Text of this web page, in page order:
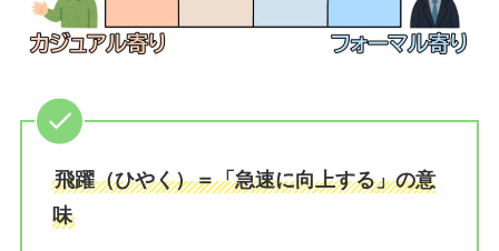
飛躍（ひやく）＝「急速に向上する」の意
味